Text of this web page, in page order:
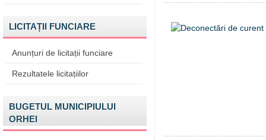
LICITAȚII FUNCIARE
Anunțuri de licitații funciare
Rezultatele licitațiilor
BUGETUL MUNICIPIULUI
ORHEI